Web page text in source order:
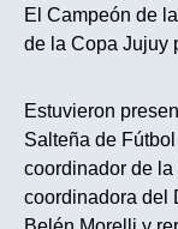
El Campeón de
de la Copa Jujuy
Estuvieron
Salteña de
coordinador de
coordinadora del